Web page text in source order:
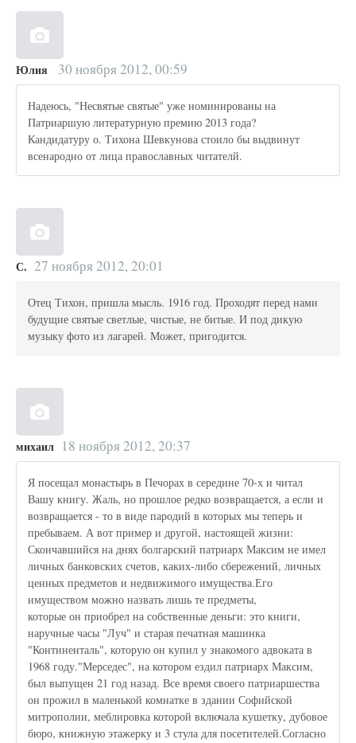
Юлия 30 ноября 2012, 00:59
Надеюсь, "Несвятые святые" уже номинированы на
Патриаршую литературную премию 2013 года?
Кандидатуру о. Тихона Шевкунова стоило бы выдвинут
всенародно от лица православных читателй.
С. 27 ноября 2012, 20:01
Отец Тихон, пришла мысль. 1916 год. Проходят перед нами
будущие святые светлые, чистые, не битые. И под дикую
музыку фото из лагарей. Может, пригодится.
михаил 18 ноября 2012, 20:37
Я посещал монастырь в Печорах в середине 70-х и читал
Вашу книгу. Жаль, но прошлое редко возвращается, а если и
возвращается - то в виде пародий в которых мы теперь и
пребываем. А вот пример и другой, настоящей жизни:
Скончавшийся на днях болгарский патриарх Максим не имел
личных банковских счетов, каких-либо сбережений, личных
ценных предметов и недвижимого имущества.Его
имуществом можно назвать лишь те предметы,
которые он приобрел на собственные деньги: это книги,
наручные часы "Луч" и старая печатная машинка
"Континенталь", которую он купил у знакомого адвоката в
1968 году."Мерседес", на котором ездил патриарх Максим,
был выпущен 21 год назад. Все время своего патриаршества
он прожил в маленькой комнатке в здании Софийской
митрополии, меблировка которой включала кушетку, дубовое
бюро, книжную этажерку и 3 стула для посетителей.Согласно